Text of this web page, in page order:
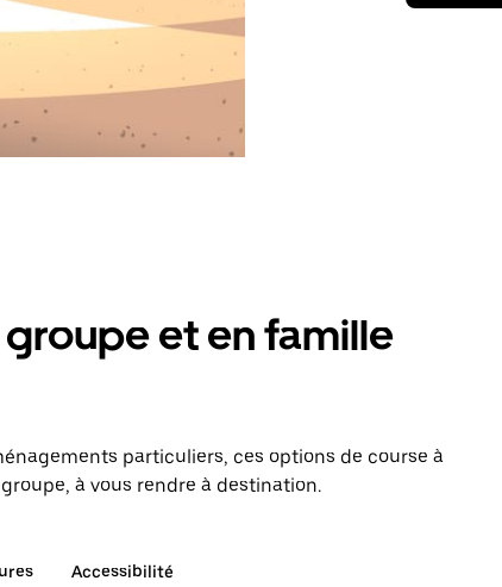
et en famille
particuliers, ces options de course à
à vous rendre à destination.
Accessibilité